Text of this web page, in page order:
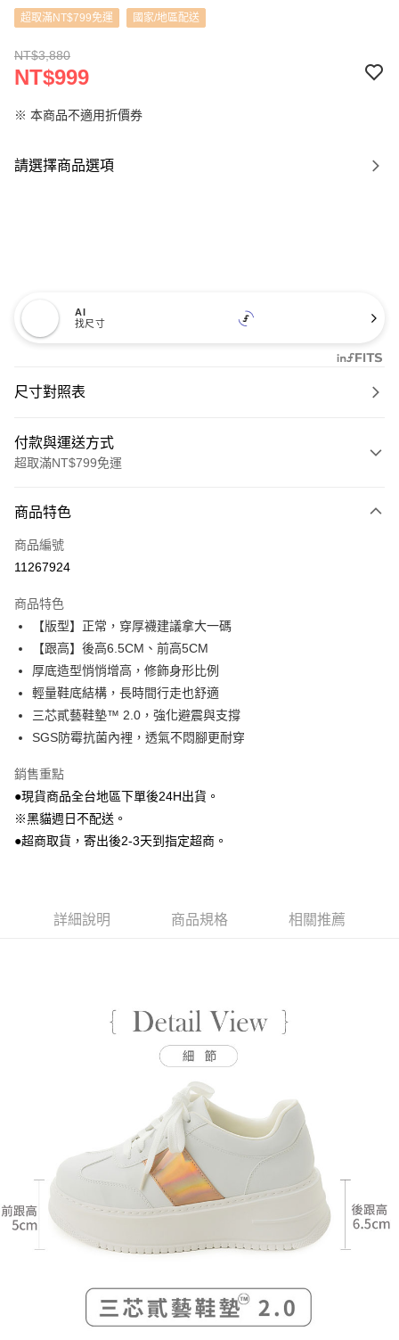
超取滿NT$799免運 國家/地區配送
NT$3,880
NT$999
※ 本商品不適用折價券
請選擇商品選項
AI
找尺寸
尺寸對照表
付款與運送方式
超取滿NT$799免運
信用卡一次付款
超商取貨付款
Apple Pay
街口支付
Google Pay
大哥付你分期
相關說明
1.本服務由台灣大哥大提供，台灣大哥大用戶可立即使用無須另外申請。
2.付款方式選擇「大哥付你分期」，訂單成立後會自動跳轉到大哥付的交易
流程，驗證手機門號後，選擇欲分期的期數、繳款截止日，確認付款後即完
成交易。
3.實際核准額度、可分期數及費用金額請依後續交易確認頁面所載為準。
1.分期款項不併入電信帳單，「大哥付你分期」於每月結算日後寄送繳費提
1.本服務係由「台灣大哥大股份有限公司」（以下簡稱本公司）所提供，讓
用戶於交易時，得透過本服務購買商品或服務，並由商店將買賣／分期付款
買賣價金債權讓與本公司後，依約使用本公司帳單繳交帳款。
2.基於同意付款使用「大哥付你分期」之契約關係目的，商店將以您的個人
資料（包含姓名、電話或地址）提供予台灣大哥大進項蒐集、處理及利用，
由本公司與您本人進行分期帳單所需資料之確認、核對及更正。
3.完整用戶服務條款，請詳閱以下連結： https://oppay.tw/userRule
AFTEE先享後付
相關說明
【關於「AFTEE先享後付」】
AFTEE先享後付是「在收到商品之後才付款」的支付方式。 讓您購物簡單
便利好安心！
【「AFTEE先享後付」結帳流程】
ATM／網路銀行／等多元方式進行付款，方視為交易完成。
※ 請注意：結帳手續完成當下不需立刻繳費，但若您需要取消訂單，請聯絡
購買商品的店家。未經商家同意取消之訂單仍視為有效，需透過AFTEE先享
是否繳費成功／繳費後需取消欲退款等相關疑問，請聯繫「AFTEE先享後付
https://netprotections.freshdesk.com/support/home
１．透過由恩沛科技股份有限公司提供之「AFTEE先享後付」服務完成之交
易，需依本服務之必要範圍內提供個人資料，並將交易相關給付款項請求債
權轉讓予恩沛科技股份有限公司。
２．關於個人資料處理事宜，請瀏覽以下網址：
https://aftee.tw/terms/#terms3
３．未成年的使用者請事先徵得法定代理人或監護人之同意方可使用
「AFTEE先享後付」，若未經同意申辦者引起之損失，本公司不負相關責
時審查核予不同之上限額度；若仍有額度不足之情形，本公司將視審查結果
請求用戶進行身份認證。
每筆NT$80，滿NT$799(含以上)免運費
每筆NT$80，滿NT$799(含以上)免運費
黑貓宅配
每筆NT$80，滿NT$799(含以上)免運費
離島黑貓宅配
每筆NT$200
商品特色
商品編號
11267924
商品特色
【版型】正常，穿厚襪建議拿大一碼
【跟高】後高6.5CM、前高5CM
厚底造型悄悄增高，修飾身形比例
輕量鞋底結構，長時間行走也舒適
三芯貳藝鞋墊™ 2.0，強化避震與支撐
SGS防霉抗菌內裡，透氣不悶腳更耐穿
銷售重點
●現貨商品全台地區下單後24H出貨。
※黑貓週日不配送。
●超商取貨，寄出後2-3天到指定超商。
詳細說明 商品規格 相關推薦